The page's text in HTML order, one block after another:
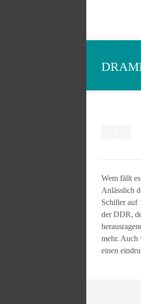
Wem fällt
Anlässlich
Schiller auf
der DDR,
mehr. Auch
einen